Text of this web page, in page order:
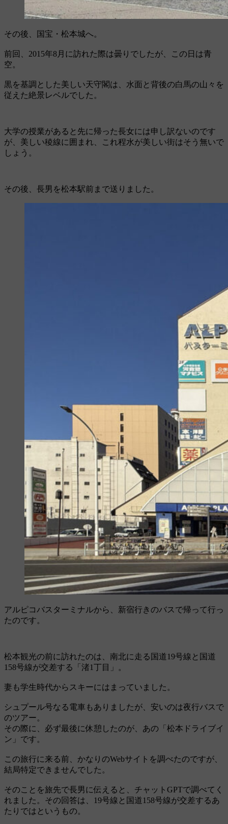
その後、国宝・松本城へ。
前回、2015年8月に訪れた際は曇りでしたが、この日は青
空。
黒を基調とした美しい天守閣は、水面と背後の白馬の山々を
従えた絶景レベルでした。
大学の授業があると先に帰った長女には申し訳ないのです
が、美しい稜線に囲まれ、これ程水が美しい街はそう無いで
しょう。
その後、長男を松本駅前まで送りました。
アルピコバスターミナルから、新宿行きのバスで帰って行っ
たのです。
松本観光の前に訪れたのは、南北に走る国道19号線と国道
158号線が交差する「渚1丁目」。
妻も学生時代からスキーにはまっていました。
シュプール号なる電車もありましたが、安いのは夜行バスで
のツアー。
その際に、必ず最後に休憩したのが、あの「松本ドライブイ
ン」です。
この旅行に来る前、かなりのWebサイトを調べたのですが、
結局特定できませんでした。
そのことを旅先で長男に伝えると、チャットGPTで調べてく
れました。その回答は、19号線と国道158号線が交差するあ
たりではというもの。